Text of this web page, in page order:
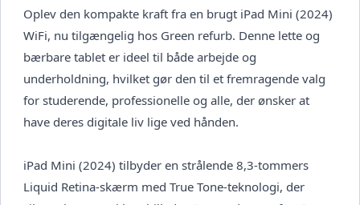
Oplev den kompakte kraft fra en brugt iPad Mini (2024)
WiFi, nu tilgængelig hos Green refurb. Denne lette og
bærbare tablet er ideel til både arbejde og
underholdning, hvilket gør den til et fremragende valg
for studerende, professionelle og alle, der ønsker at
have deres digitale liv lige ved hånden.
iPad Mini (2024) tilbyder en strålende 8,3-tommers
Liquid Retina-skærm med True Tone-teknologi, der